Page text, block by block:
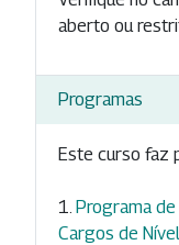
aberto ou
Programas
Este curso faz
Programa
Cargos de